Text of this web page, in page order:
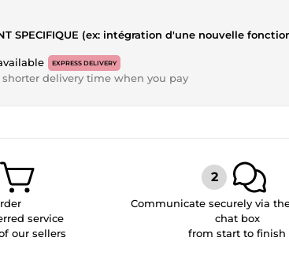
SPECIFIQUE (ex: intégration d'une nouvelle
EXPRESS DELIVERY
shorter delivery time when you pay
service
our sellers
Communicate securely via
chat box
from start to finish